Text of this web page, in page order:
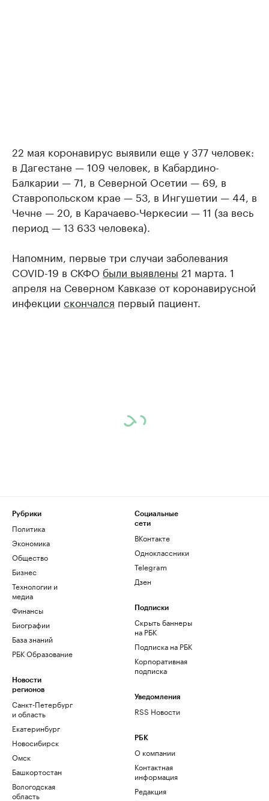
22 мая коронавирус выявили еще у 377 человек:
в Дагестане — 109 человек, в Кабардино-
Балкарии — 71, в Северной Осетии — 69, в
Ставропольском крае — 53, в Ингушетии — 44, в
Чечне — 20, в Карачаево-Черкесии — 11 (за весь
период — 13 633 человека).
Напомним, первые три случаи заболевания
COVID-19 в СКФО были выявлены 21 марта. 1
апреля на Северном Кавказе от коронавирусной
инфекции скончался первый пациент.
Рубрики
Политика
Экономика
Общество
Бизнес
Технологии и
медиа
Финансы
Биографии
База знаний
РБК Образование
Новости
регионов
Санкт-Петербург
и область
Екатеринбург
Новосибирск
Омск
Башкортостан
Вологодская
область
Социальные
сети
ВКонтакте
Одноклассники
Telegram
Дзен
Подписки
Скрыть баннеры
на РБК
Подписка на РБК
Корпоративная
подписка
Уведомления
RSS Новости
РБК
О компании
Контактная
информация
Редакция